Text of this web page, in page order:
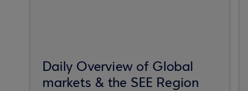
Daily Overview of Global
markets & the SEE Region